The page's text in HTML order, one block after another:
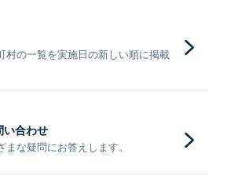
村の一覧を実施日の新しい順に掲載
い合わせ
な疑問にお答えします。